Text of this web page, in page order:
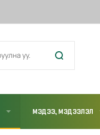
МЭДЭЭ, МЭДЭЭЛЭЛ